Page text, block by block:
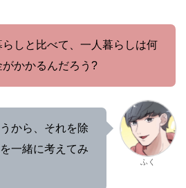
らしと比べて、一人暮らしは何
がかかるんだろう?
から、それを除
一緒に考えてみ
ふく